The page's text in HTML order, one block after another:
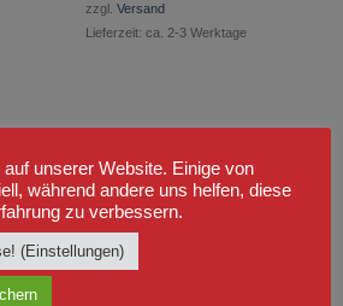
zzgl. Versand
Lieferzeit: ca. 2-3 Werktage
unserer Website. Einige von
während andere uns helfen, diese
zu verbessern.
(Einstellungen)